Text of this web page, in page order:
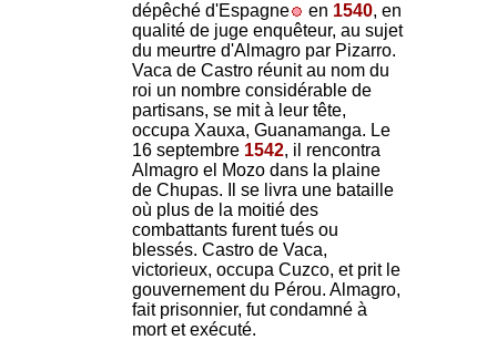
dépêché d'Espagne
en 1540, en
qualité de juge enquêteur, au sujet
du meurtre d'Almagro par Pizarro.
Vaca de Castro réunit au nom du
roi un nombre considérable de
partisans, se mit à leur tête,
occupa Xauxa, Guanamanga. Le
16 septembre 1542, il rencontra
Almagro el Mozo dans la plaine
de Chupas. Il se livra une bataille
où plus de la moitié des
combattants furent tués ou
blessés. Castro de Vaca,
victorieux, occupa Cuzco, et prit le
gouvernement du Pérou. Almagro,
fait prisonnier, fut condamné à
mort et exécuté.